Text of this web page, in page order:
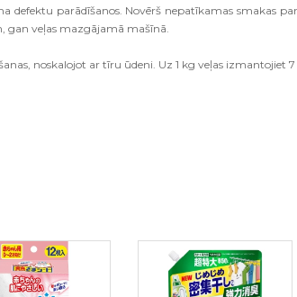
defektu parādīšanos. Novērš nepatīkamas smakas
gan veļas mazgājamā mašīnā.
noskalojot ar tīru ūdeni. Uz 1 kg veļas